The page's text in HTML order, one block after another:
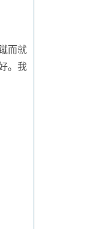
而就
。我